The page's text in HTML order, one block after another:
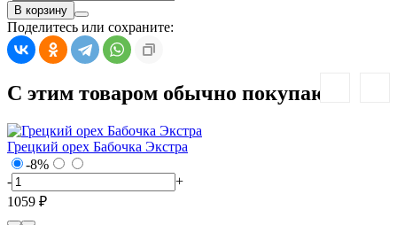
В корзину
Поделитесь или сохраните:
С этим товаром обычно покупают:
Грецкий орех Бабочка Экстра
-8%
-
+
1059 ₽